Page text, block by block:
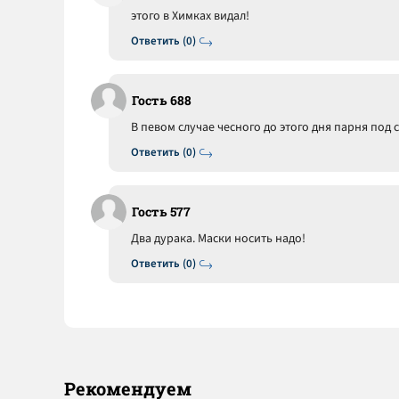
Ответить (0)
этого в Химках видал!
Гость 688
Ответить (0)
В певом случае чесного до этого дня парня под
Гость 577
Ответить (0)
Два дурака. Маски носить надо!
Рекомендуем